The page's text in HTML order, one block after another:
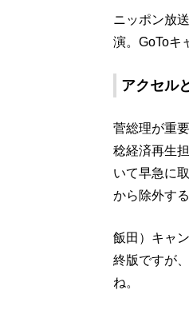
ニッポン放
演。GoToキ
アクセル
菅総理が重
稔経済再生
いて早急に
から除外す
飯田）キャ
終版ですが
ね。